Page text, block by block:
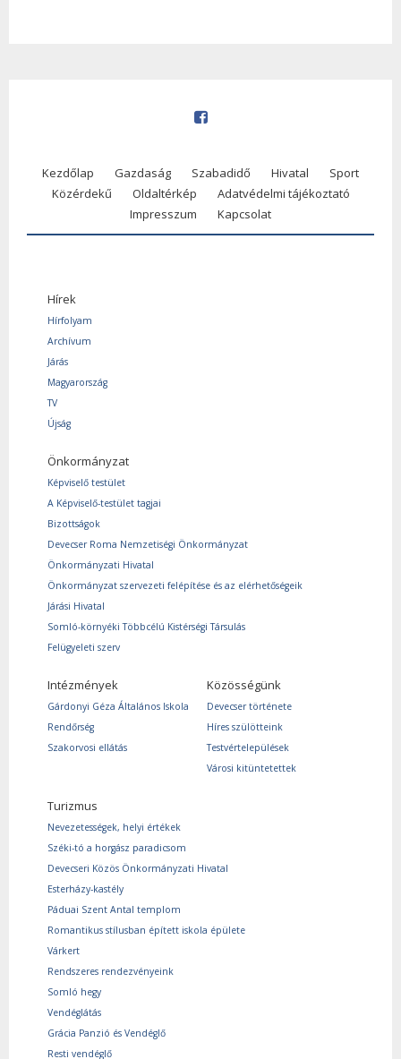
Kezdőlap Gazdaság Szabadidő Hivatal
Sport
Közérdekű
Oldaltérkép
Adatvédelmi tájékoztató
Impresszum
Kapcsolat
Hírek
Hírfolyam
Archívum
Járás
Magyarország
TV
Újság
Önkormányzat
Képviselő testület
A Képviselő-testület tagjai
Bizottságok
Devecser Roma Nemzetiségi Önkormányzat
Önkormányzati Hivatal
Önkormányzat szervezeti felépítése és az elérhetőségeik
Járási Hivatal
Somló-környéki Többcélú Kistérségi Társulás
Felügyeleti szerv
Intézmények
Gárdonyi Géza Általános Iskola
Rendőrség
Szakorvosi ellátás
Közösségünk
Devecser története
Híres szülötteink
Testvértelepülések
Városi kitüntetettek
Turizmus
Nevezetességek, helyi értékek
Széki-tó a horgász paradicsom
Devecseri Közös Önkormányzati Hivatal
Esterházy-kastély
Páduai Szent Antal templom
Romantikus stílusban épített iskola épülete
Várkert
Rendszeres rendezvényeink
Somló hegy
Vendéglátás
Grácia Panzió és Vendéglő
Resti vendéglő